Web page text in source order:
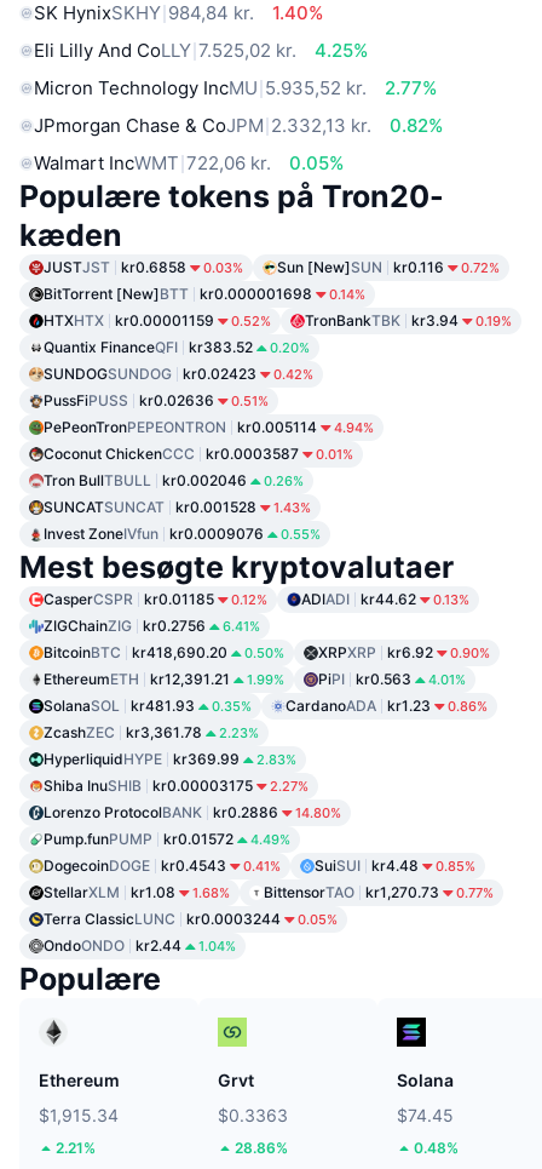
SK HynixSKHY 984,84 kr.
1.40%
Eli Lilly And CoLLY 7.525,02 kr.
4.25%
Micron Technology IncMU 5.935,52 kr.
2.77%
JPmorgan Chase & CoJPM 2.332,13 kr.
0.82%
Walmart IncWMT 722,06 kr. 0.05%
Populære tokens på Tron20-
kæden
JUSTJST kr0.6858 0.03% Sun [New]SUN kr0.116 0.72%
BitTorrent [New]BTT kr0.000001698 0.14%
HTXHTX kr0.00001159 0.52% TronBankTBK kr3.94 0.19%
Quantix FinanceQFI kr383.52 0.20%
SUNDOGSUNDOG kr0.02423 0.42%
PussFiPUSS kr0.02636 0.51%
PePeonTronPEPEONTRON kr0.005114 4.94%
Coconut ChickenCCC kr0.0003587 0.01%
Tron BullTBULL kr0.002046 0.26%
SUNCATSUNCAT kr0.001528 1.43%
Invest ZoneIVfun kr0.0009076 0.55%
Mest besøgte kryptovalutaer
CasperCSPR kr0.01185 0.12% ADIADI kr44.62 0.13%
ZIGChainZIG kr0.2756 6.41%
BitcoinBTC kr418,690.20 0.50% XRPXRP kr6.92 0.90%
EthereumETH kr12,391.21 1.99% PiPI kr0.563 4.01%
SolanaSOL kr481.93 0.35% CardanoADA kr1.23 0.86%
ZcashZEC kr3,361.78 2.23%
HyperliquidHYPE kr369.99 2.83%
Shiba InuSHIB kr0.00003175 2.27%
Lorenzo ProtocolBANK kr0.2886 14.80%
Pump.funPUMP kr0.01572 4.49%
DogecoinDOGE kr0.4543 0.41% SuiSUI kr4.48 0.85%
StellarXLM kr1.08 1.68% BittensorTAO kr1,270.73 0.77%
Terra ClassicLUNC kr0.0003244 0.05%
OndoONDO kr2.44 1.04%
Populære
Ethereum
$1,915.34
2.21%
Grvt
$0.3363
28.86%
Solana
$74.45
0.48%